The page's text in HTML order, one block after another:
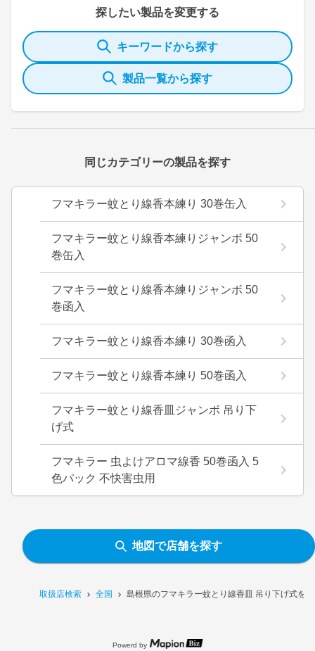
取扱店検索 全国 島根県のフマキラー蚊とり線香皿 吊り下げ式を
探したい製品を変更する
キーワードから探す
製品一覧から探す
同じカテゴリーの製品を探す
フマキラー蚊とり線香本練り 30巻缶入
フマキラー蚊とり線香本練りジャンボ 50
巻缶入
フマキラー蚊とり線香本練りジャンボ 50
巻函入
フマキラー蚊とり線香本練り 30巻函入
フマキラー蚊とり線香本練り 50巻函入
フマキラー蚊とり線香皿ジャンボ 吊り下
げ式
フマキラー 虫よけアロマ線香 50巻函入 5
色パック 不快害虫用
地図で店舗を探す
Powerd by